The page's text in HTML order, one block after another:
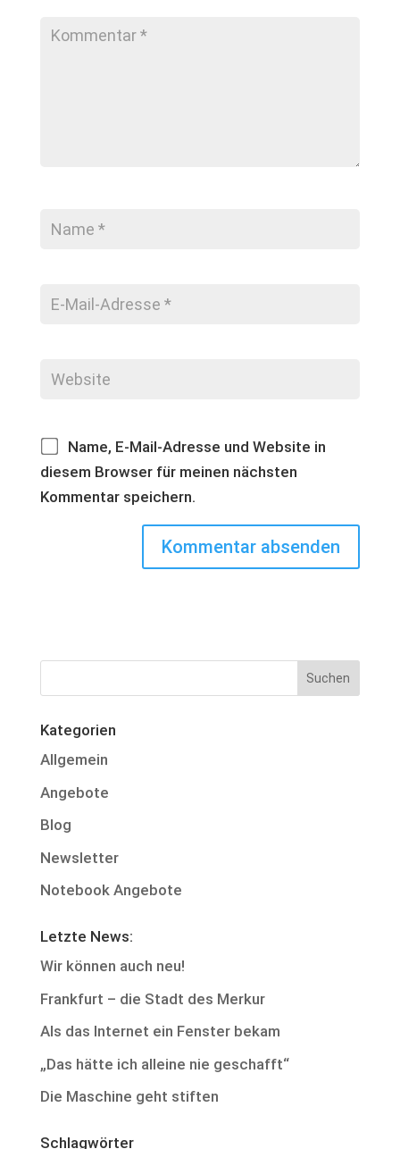
Name, E-Mail-Adresse und Website in
diesem Browser für meinen nächsten
Kommentar speichern.
Kategorien
Allgemein
Angebote
Blog
Newsletter
Notebook Angebote
Letzte News:
Wir können auch neu!
Frankfurt – die Stadt des Merkur
Als das Internet ein Fenster bekam
„Das hätte ich alleine nie geschafft“
Die Maschine geht stiften
Schlagwörter